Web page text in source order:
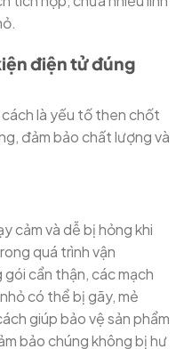
điện tử đúng
là yếu tố then chốt
đảm bảo chất lượng và
cảm và dễ bị hỏng khi
quá trình vận
cẩn thận, các mạch
có thể bị gãy, mẻ
giúp bảo vệ sản phẩm
bảo chúng không bị hư